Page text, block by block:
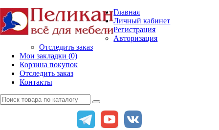
Главная
Личный кабинет
Регистрация
Авторизация
Отследить заказ
Мои закладки (0)
Корзина покупок
Отследить заказ
Контакты